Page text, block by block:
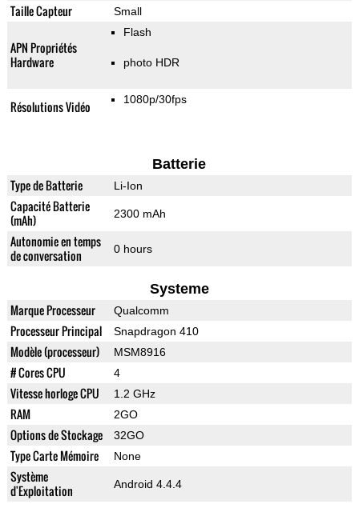
Taille Capteur Small
APN Propriétés
Hardware
Flash
photo HDR
Résolutions Vidéo 1080p/30fps
Batterie
Type de Batterie Li-Ion
Capacité Batterie
(mAh)
2300 mAh
Autonomie en temps
de conversation
0 hours
Systeme
Marque Processeur Qualcomm
Processeur Principal Snapdragon 410
Modèle (processeur) MSM8916
# Cores CPU 4
Vitesse horloge CPU 1.2 GHz
RAM 2GO
Options de Stockage 32GO
Type Carte Mémoire None
Système
d'Exploitation
Android 4.4.4